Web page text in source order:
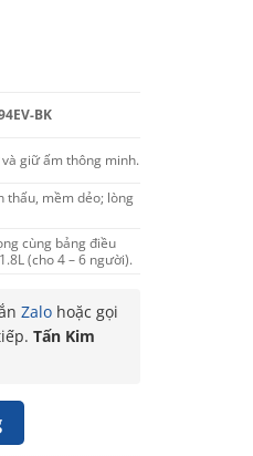
BK
giữ ấm thông minh.
thấu, mềm dẻo; lòng
cùng bảng điều
(cho 4 – 6 người).
Zalohoặc gọi
Tấn Kim
BK số lượng